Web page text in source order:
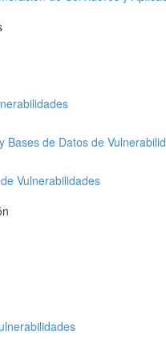
Bases de Datos de
Vulnerabilidades